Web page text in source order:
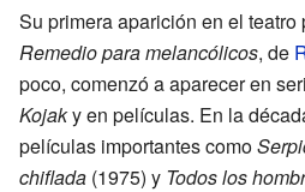
Su primera aparición en el
Remedio para melancólicos, de
poco, comenzó a aparecer en
Kojaky en películas. En la
películas importantes como
chiflada (1975) y Todos los